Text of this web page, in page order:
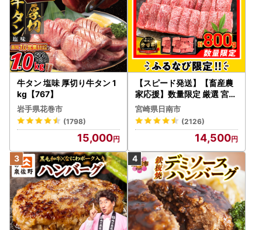
牛タン 塩味 厚切り牛タン 1
kg【767】
岩手県花巻市
(1798)
15,000
【スピード発送】【畜産農
家応援】数量限定 厳選 宮崎
牛 赤身 焼肉 計800g FN-Li
mited-PR_BDV5-26-2W
宮崎県日南市
(2126)
14,500